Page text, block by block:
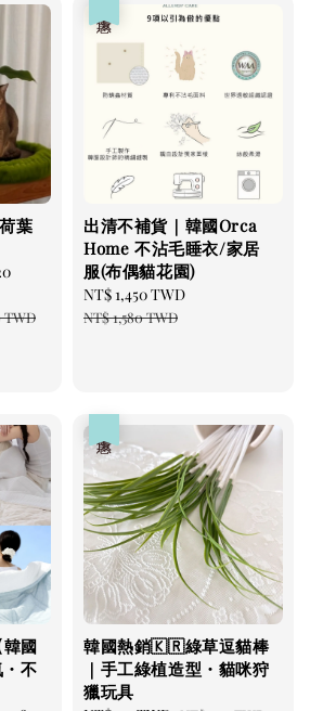
葉
TWD
出清不補貨｜韓國Orca
Home 不沾毛睡衣/家居
服(布偶貓花園)
Sale
price
NT$ 1,450 TWD
NT$ 1,580 TWD
國
不
韓國熱銷🇰🇷綠草逗貓棒
｜手工綠植造型・貓咪狩
獵玩具